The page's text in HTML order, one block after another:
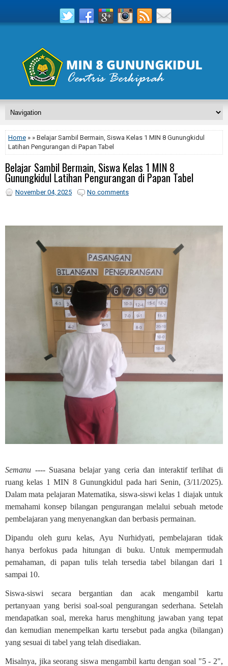
Home » » Belajar Sambil Bermain, Siswa Kelas 1 MIN 8 Gunungkidul
Latihan Pengurangan di Papan Tabel
Belajar Sambil Bermain, Siswa Kelas 1 MIN 8
Gunungkidul Latihan Pengurangan di Papan Tabel
November 04, 2025 No comments
Semanu ---- Suasana belajar yang ceria dan interaktif terlihat di
ruang kelas 1 MIN 8 Gunungkidul pada hari Senin, (3/11/2025).
Dalam mata pelajaran Matematika, siswa-siswi kelas 1 diajak untuk
memahami konsep bilangan pengurangan melalui sebuah metode
pembelajaran yang menyenangkan dan berbasis permainan.
Dipandu oleh guru kelas, Ayu Nurhidyati, pembelajaran tidak
hanya berfokus pada hitungan di buku. Untuk mempermudah
pemahaman, di papan tulis telah tersedia tabel bilangan dari 1
sampai 10.
Siswa-siswi secara bergantian dan acak mengambil kartu
pertanyaan yang berisi soal-soal pengurangan sederhana. Setelah
mendapatkan soal, mereka harus menghitung jawaban yang tepat
dan kemudian menempelkan kartu tersebut pada angka (bilangan)
yang sesuai di tabel yang telah disediakan.
Misalnya, jika seorang siswa mengambil kartu dengan soal "5 - 2",